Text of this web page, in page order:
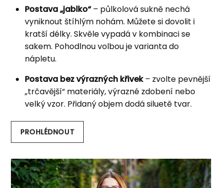
Postava „jablko“ – půlkolová sukně nechá
vyniknout štíhlým nohám. Můžete si dovolit i
kratší délky. Skvěle vypadá v kombinaci se
sakem. Pohodlnou volbou je varianta do
nápletu.
Postava bez výrazných křivek– zvolte pevnější
„trčavější“ materiály, výrazné zdobení nebo
velký vzor. Přidaný objem dodá siluetě tvar.
PROHLÉDNOUT